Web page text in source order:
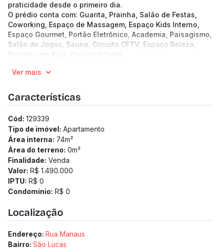
praticidade desde o primeiro dia.
O prédio conta com: Guarita, Prainha, Salão de Festas,
Coworking, Espaço de Massagem, Espaço Kids Interno,
Espaço Gourmet, Portão Eletrônico, Academia, Paisagismo,
Salão de Jogos, Sauna, Circuito CFTV, Espaço Beleza,
Piscina com Raia, Piscina Infantil.
Apartamentos de 74.39 a 156.6 m²
2 vagas
Pronto para morar
Ver mais
Características
Cód: 129339
Tipo de imóvel: Apartamento
Área interna: 74m²
Área do terreno: 0m²
Finalidade: Venda
Valor: R$ 1.490.000
IPTU: R$ 0
Condomínio: R$ 0
Localização
Endereço: Rua Manaus
Bairro: São Lucas